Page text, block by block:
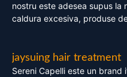
nostru este adesea supus la
caldura excesiva, produse
jaysuing hair treatment
Sereni Capelli este un